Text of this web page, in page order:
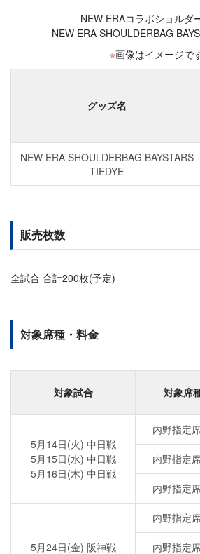
NEW ERAコラボショルダ
NEW ERA SHOULDERBAG
※画像はイメージで
グッズ名
NEW ERA SHOULDERBAG BAYSTARS
TIEDYE
販売枚数
全試合 合計200枚(予定)
対象席種・料金
対象試合 対象席
5月14日(火) 中日戦
5月15日(水) 中日戦
5月16日(木) 中日戦
内野指定
内野指定
内野指定
5月24日(金) 阪神戦
内野指定
内野指定